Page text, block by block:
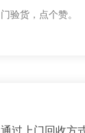
门验货，点个赞。